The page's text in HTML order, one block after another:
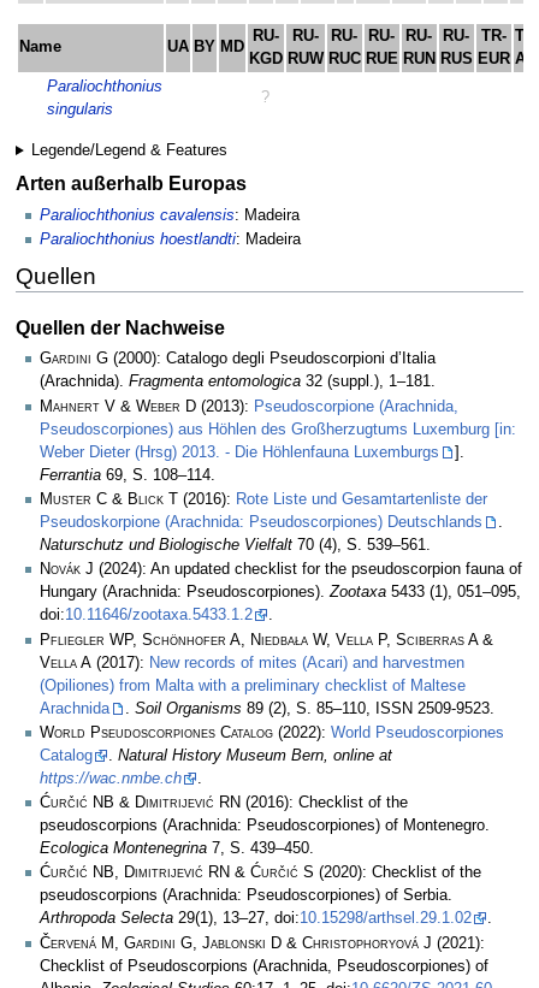
Name UA BY MD
RU-
KGD
RU-
RUW
RU-
RUC
RU-
RUE
RU-
RUN
RU-
RUS
TR-
EUR
Paraliochthonius
singularis
?
Legende/Legend & Features
Arten außerhalb Europas
Paraliochthonius cavalensis: Madeira
Paraliochthonius hoestlandti: Madeira
Quellen
Quellen der Nachweise
Gardini G (2000): Catalogo degli Pseudoscorpioni d’Italia
(Arachnida). Fragmenta entomologica 32 (suppl.), 1–181.
Mahnert V & Weber D (2013): Pseudoscorpione (Arachnida,
Pseudoscorpiones) aus Höhlen des Großherzugtums Luxemburg [in:
Weber Dieter (Hrsg) 2013. - Die Höhlenfauna Luxemburgs
].
Ferrantia 69, S. 108–114.
Muster C & Blick T
(2016): Rote Liste und Gesamtartenliste der
Pseudoskorpione (Arachnida: Pseudoscorpiones) Deutschlands
.
Naturschutz und Biologische Vielfalt 70 (4), S. 539–561.
Novák J (2024): An updated checklist for the pseudoscorpion fauna of
Hungary (Arachnida: Pseudoscorpiones).Zootaxa 5433 (1), 051–095,
doi:10.11646/zootaxa.5433.1.2
.
Pfliegler WP, Schönhofer A, Niedbała W, Vella P, Sciberras A &
Vella A (2017): New records of mites (Acari) and harvestmen
(Opiliones) from Malta with a preliminary checklist of Maltese
Arachnida
Soil Organisms 89 (2), S. 85–110, ISSN 2509-9523.
World Pseudoscorpiones Catalog (2022): World Pseudoscorpiones
Catalog
Natural History Museum Bern, online at
https://wac.nmbe.ch
Ćurčić NB & Dimitrijević RN (2016): Checklist of the
pseudoscorpions (Arachnida: Pseudoscorpiones) of Montenegro.
Ecologica Montenegrina 7, S. 439–450.
Ćurčić NB, Dimitrijević RN & Ćurčić S (2020): Checklist of the
pseudoscorpions (Arachnida: Pseudoscorpiones) of Serbia.
Arthropoda Selecta 29(1), 13–27, doi:10.15298/arthsel.29.1.02
.
Červená M, Gardini G, Jablonski D & Christophoryová J (2021):
Checklist of Pseudoscorpions (Arachnida, Pseudoscorpiones) of